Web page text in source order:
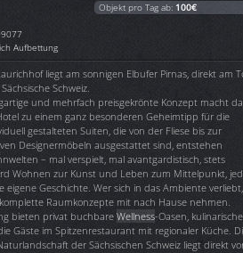
Aufbettung
Objekt pro Tag ab: 100€
liegt am sonnigen Elbufer Pirnas, direkt am
Schweiz.
und mehrfach preisgekrönte Konzept macht
zu einem ganz besonderen Geheimtipp für die
gestalteten Suiten, die von der Fliese bis zur
Designermöbeln ausgestattet sind, entstehen
– mal verspielt, mal avantgardistisch, stets
Wohnen zur Kunst und Leben zum Mittelpunkt,
eigene Geschichte. Wer sich in das Ambiente verliebt,
Raumkonzepte mit nach Hause nehmen.
bieten privat buchbareWellness-Oasen,
Gäste im Spitzenrestaurant mit regionaler Küche.
der Sächsischen Schweiz liegt direkt